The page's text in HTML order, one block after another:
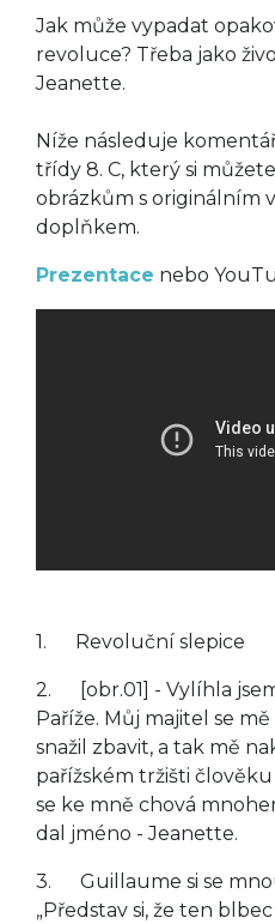
Jak může vypadat
revoluce? Třeba jako
Jeanette.
Níže následuje
třídy 8. C, který si
obrázkům s originálním
doplňkem.
Prezentace nebo
1. Revoluční slepice
2. [obr.01] - Vylíhla
Paříže. Můj majitel se
snažil zbavit, a tak mě
pařížském tržišti
se ke mně chová
dal jméno - Jeanette.
3. Guillaume si se
„Představ si, že ten